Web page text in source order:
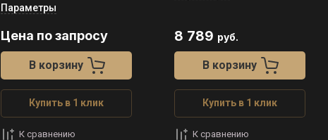
Параметры
Цена по запросу
В корзину
Купить в 1 клик
К сравнению
8 789 руб.
В корзину
Купить в 1 клик
К сравнению